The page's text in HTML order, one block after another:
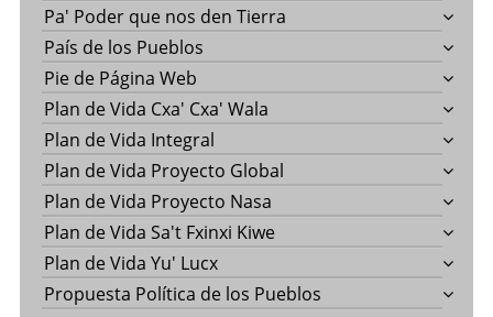
Pa' Poder que nos den Tierra
País de los Pueblos
Pie de Página Web
Plan de Vida Cxa' Cxa' Wala
Plan de Vida Integral
Plan de Vida Proyecto Global
Plan de Vida Proyecto Nasa
Plan de Vida Sa't Fxinxi Kiwe
Plan de Vida Yu' Lucx
Propuesta Política de los Pueblos